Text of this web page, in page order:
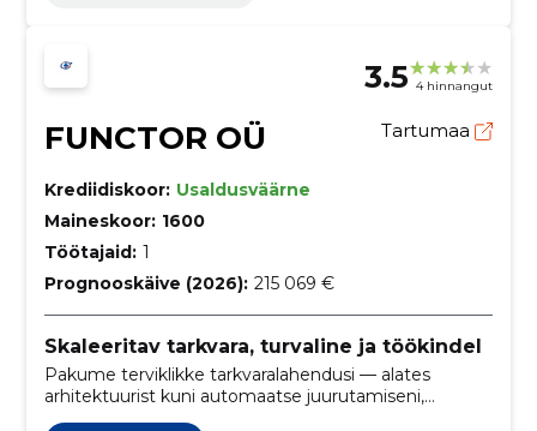
3.5 4 hinnangut
FUNCTOR OÜ Tartumaa
Krediidiskoor: Usaldusväärne
Maineskoor: 1600
Töötajaid: 1
Prognooskäive (2026): 215 069 €
Skaleeritav tarkvara, turvaline ja töökindel
Pakume terviklikke tarkvaralahendusi — alates
arhitektuurist kuni automaatse juurutamiseni,
kiirendades äri kasvu ja vähendades tehnilisi riske.